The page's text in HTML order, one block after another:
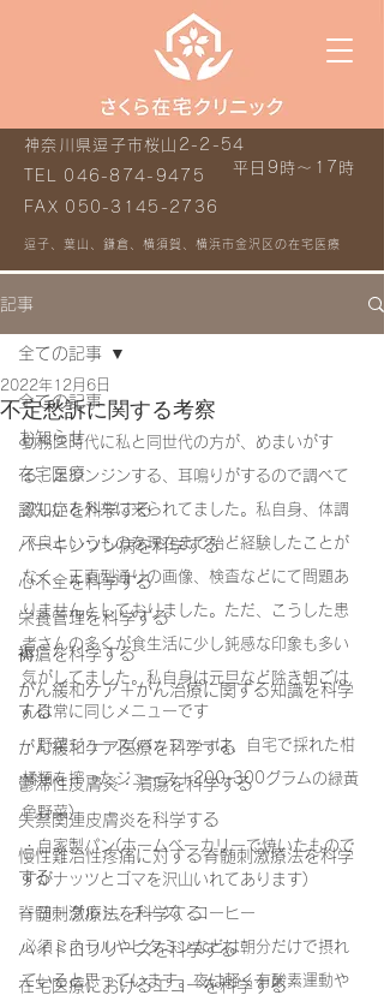
平日9時～17時
神奈川県逗子市桜山2-2-54
TEL 046-874-9475
FAX 050-3145-2736
逗子、葉山、鎌倉、横須賀、横浜市金沢区の在宅医療
記事
全ての記事
お知らせ
在宅医療
認知症を科学する
パーキンソン病を科学する
心不全を科学する
栄養管理を科学する
褥瘡を科学する
がん緩和ケア＋がん治療に関する知識を科学
する
がん緩和ケア医療を科学する
鬱滞性皮膚炎・潰瘍を科学する
失禁関連皮膚炎を科学する
慢性難治性疼痛に対する脊髄刺激療法を科学
する
脊髄刺激療法を科学する
ハイドロリリースを科学する
在宅医療におけるエコーを科学する
全ての記事
不定愁訴に関する考察
2022年12月6日
勤務医時代に私と同世代の方が、めまいがす
る、足ジンジンする、耳鳴りがするので調べて
欲しいと外来に来られてました。私自身、体調
不良というものを現在まで殆ど経験したことが
なく、正直型通りの画像、検査などにて問題あ
りませんとしておりました。ただ、こうした患
者さんの多くが食生活に少し鈍感な印象も多い
気がしてました。私自身は元旦など除き朝ごは
んは常に同じメニューです
・野菜ジュース(バッファーは、自宅で採れた柑
橘類を搾ったジュース＋200-300グラムの緑黄
色野菜)
・自家製パン(ホームベーカリーで焼いたもので
すがナッツとゴマを沢山いれてあります)
・ヨーグルト、チーズ、コーヒー
必須ミネラルやビタミンなどは朝分だけで摂れ
ていると思っています。夜は軽く有酸素運動や